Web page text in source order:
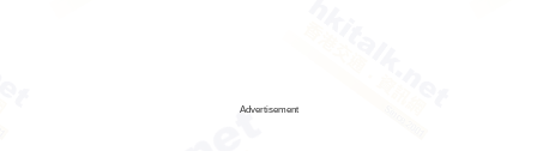
Advertisement